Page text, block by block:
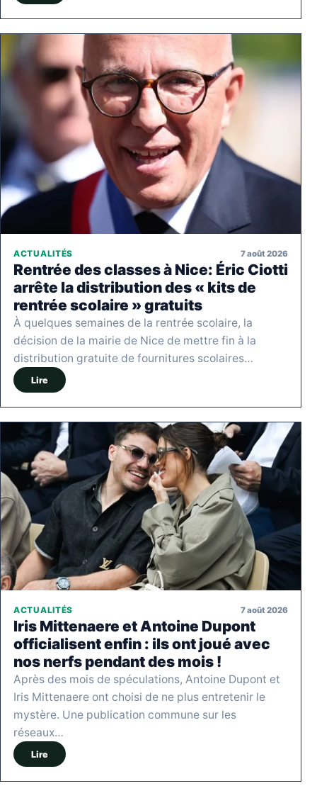
ACTUALITÉS 7 août 2026
Rentrée des classes à Nice: Éric Ciotti
arrête la distribution des « kits de
rentrée scolaire » gratuits
À quelques semaines de la rentrée scolaire, la
décision de la mairie de Nice de mettre fin à la
distribution gratuite de fournitures scolaires…
Lire
ACTUALITÉS 7 août 2026
Iris Mittenaere et Antoine Dupont
officialisent enfin : ils ont joué avec
nos nerfs pendant des mois !
Après des mois de spéculations, Antoine Dupont et
Iris Mittenaere ont choisi de ne plus entretenir le
mystère. Une publication commune sur les
réseaux…
Lire